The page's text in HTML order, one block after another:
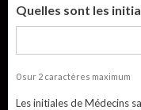
Quelles sont les
0 sur 2 caractères maximum
Les initiales de Médecins